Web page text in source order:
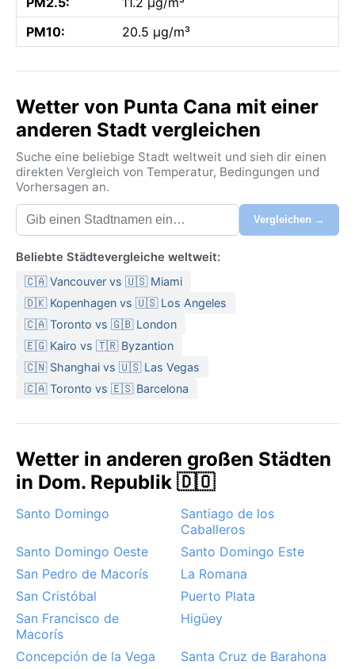
PM10:
20.5 µg/m³
Wetter von Punta Cana mit einer
anderen Stadt vergleichen
Suche eine beliebige Stadt weltweit und sieh dir einen
direkten Vergleich von Temperatur, Bedingungen und
Vorhersagen an.
Vergleichen →
Beliebte Städtevergleiche weltweit:
🇨🇦 Vancouver vs 🇺🇸 Miami
🇩🇰 Kopenhagen vs 🇺🇸 Los Angeles
🇨🇦 Toronto vs 🇬🇧 London
🇪🇬 Kairo vs 🇹🇷 Byzantion
🇨🇳 Shanghai vs 🇺🇸 Las Vegas
🇨🇦 Toronto vs 🇪🇸 Barcelona
Wetter in anderen großen Städten
in Dom. Republik 🇩🇴
Santo Domingo
Santiago de los
Caballeros
Santo Domingo Oeste
Santo Domingo Este
San Pedro de Macorís
La Romana
San Cristóbal
Puerto Plata
San Francisco de
Macorís
Higüey
Concepción de la Vega
Santa Cruz de Barahona